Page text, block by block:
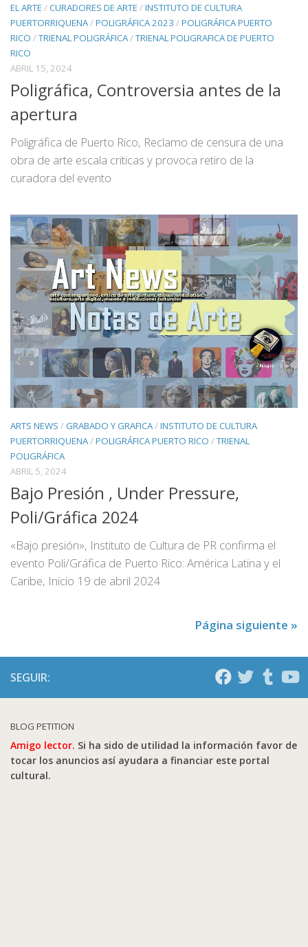
EL ARTE /CURADORES DE ARTE /INSTITUTO DE CULTURA
PUERTORRIQUENA/POLIGRÁFICA 2023 /POLIGRÁFICA PUERTO
RICO /TRIENAL POLIGRÁFICA/TRIENAL POLIGRAFICA DE PUERTO
RICO
ABRIL 15, 2024
Poligráfica, Controversia antes de la
apertura
Poligráfica de Puerto Rico, Reclamo de censura de una
obra de arte escala criticas y provoca retiro de la
curadora del evento
ARTS NEWS / GRABADO Y GRAFICA /INSTITUTO DE CULTURA
PUERTORRIQUENA /POLIGRÁFICA PUERTO RICO /TRIENAL
POLIGRÁFICA
ABRIL 5, 2024
Bajo Presión , Under Pressure,
Poli/Gráfica 2024
«Bajo presión», Instituto de Cultura de PR confirma el
evento Poli/Gráfica de Puerto Rico: América Latina y el
Caribe, Inicio 19 de abril 2024
Página siguiente »
SEGUIR:
BLOG PETITION
Amigo lector. Si ha sido de utilidad la información favor de
tocar los anuncios así ayudara a financiar este portal
cultural.